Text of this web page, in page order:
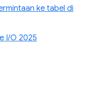
ke tabel di
I/O 2025